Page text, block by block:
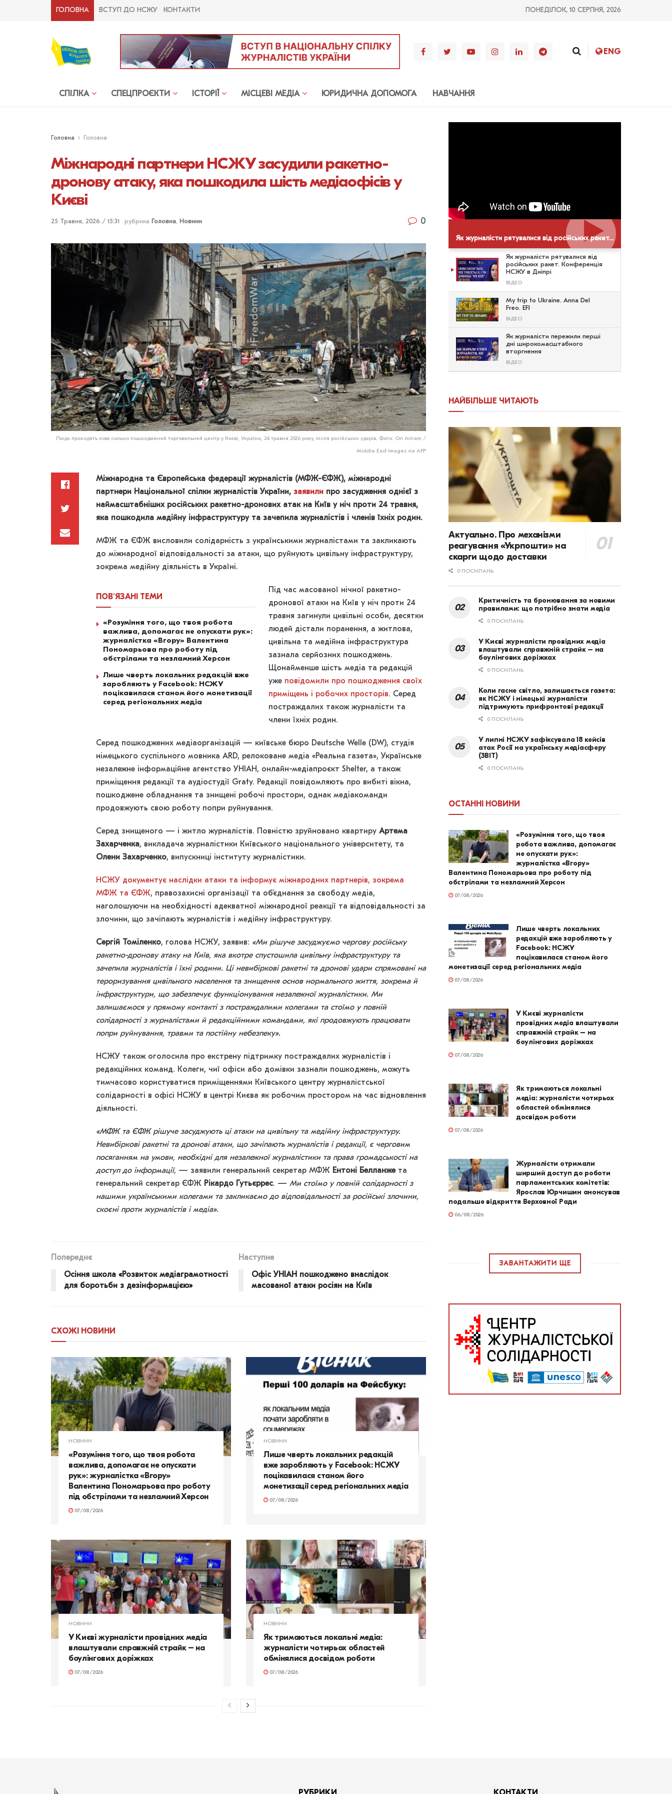
ГОЛОВНА ВСТУП ДО НСЖУ КОНТАКТИ ПОНЕДІЛОК, 10 СЕРПНЯ, 2026
ENG
СПІЛКА СПЕЦПРОЄКТИ ІСТОРІЇ МIСЦЕВI МЕДIА ЮРИДИЧНА ДОПОМОГА НАВЧАННЯ
Головна Головна
Міжнародні партнери НСЖУ засудили ракетно-
дронову атаку, яка пошкодила шість медіаофісів у
Києві
25 Травня, 2026 / 15:31 рубрика Головна, Новини 0
Люди проходять повз сильно пошкоджений торговельний центр у Києві, Україна, 24 травня 2026 року, після російських ударів. Фото: Ori Aviram /
Middle East Images via AFP
Міжнародна та Європейська федерації журналістів (МФЖ-ЄФЖ), міжнародні
партнери Національної спілки журналістів України, заявили про засудження однієї з
наймасштабніших російських ракетно-дронових атак на Київ у ніч проти 24 травня,
яка пошкодила медійну інфраструктуру та зачепила журналістів і членів їхніх родин.
МФЖ та ЄФЖ висловили солідарність з українськими журналістами та закликають
до міжнародної відповідальності за атаки, що руйнують цивільну інфраструктуру,
зокрема медійну діяльність в Україні.
ПОВ'ЯЗАНІ ТЕМИ
«Розуміння того, що твоя робота
важлива, допомагає не опускати рук»:
журналістка «Вгору» Валентина
Пономарьова про роботу під
обстрілами та незламний Херсон
Лише чверть локальних редакцій вже
заробляють у Facebook: НСЖУ
поцікавилася станом його монетизації
серед регіональних медіа
Під час масованої нічної ракетно-
дронової атаки на Київ у ніч проти 24
травня загинули цивільні особи, десятки
людей дістали поранення, а житлова,
цивільна та медійна інфраструктура
зазнала серйозних пошкоджень.
Щонайменше шість медіа та редакцій
уже повідомили про пошкодження своїх
приміщень і робочих просторів. Серед
постраждалих також журналісти та
члени їхніх родин.
Серед пошкоджених медіаорганізацій — київське бюро Deutsche Welle (DW), студія
німецького суспільного мовника ARD, релоковане медіа «Реальна газета», Українське
незалежне інформаційне агентство УНІАН, онлайн-медіапроєкт Shelter, а також
приміщення редакції та аудіостудії Graty. Редакції повідомляють про вибиті вікна,
пошкоджене обладнання та знищені робочі простори, однак медіакоманди
продовжують свою роботу попри руйнування.
Серед знищеного — і житло журналістів. Повністю зруйновано квартиру Артема
Захарченка, викладача журналістики Київського національного університету, та
Олени Захарченко, випускниці інституту журналістики.
НСЖУ документує наслідки атаки та інформує міжнародних партнерів, зокрема
МФЖ та ЄФЖ, правозахисні організації та об’єднання за свободу медіа,
наголошуючи на необхідності адекватної міжнародної реакції та відповідальності за
злочини, що зачіпають журналістів і медійну інфраструктуру.
Сергій Томіленко, голова НСЖУ, заявив: «Ми рішуче засуджуємо чергову російську
ракетно-дронову атаку на Київ, яка вкотре спустошила цивільну інфраструктуру та
зачепила журналістів і їхні родини. Ці невибіркові ракетні та дронові удари спрямовані на
тероризування цивільного населення та знищення основ нормального життя, зокрема й
інфраструктури, що забезпечує функціонування незалежної журналістики. Ми
залишаємося у прямому контакті з постраждалими колегами та стоїмо у повній
солідарності з журналістами й редакційними командами, які продовжують працювати
попри руйнування, травми та постійну небезпеку».
НСЖУ також оголосила про екстрену підтримку постраждалих журналістів і
редакційних команд. Колеги, чиї офіси або домівки зазнали пошкоджень, можуть
тимчасово користуватися приміщеннями Київського центру журналістської
солідарності в офісі НСЖУ в центрі Києва як робочим простором на час відновлення
діяльності.
«МФЖ та ЄФЖ рішуче засуджують ці атаки на цивільну та медійну інфраструктуру.
Невибіркові ракетні та дронові атаки, що зачіпають журналістів і редакції, є черговим
посяганням на умови, необхідні для незалежної журналістики та права громадськості на
доступ до інформації, — заявили генеральний секретар МФЖ Ентоні Белланжета
генеральний секретар ЄФЖ Рікардо Гутьєррес. — Ми стоїмо у повній солідарності з
нашими українськими колегами та закликаємо до відповідальності за російські злочини,
скоєні проти журналістів і медіа».
Попереднє
Осіння школа «Розвиток медіаграмотності
для боротьби з дезінформацією»
Наступне
Офіс УНІАН пошкоджено внаслідок
масованої атаки росіян на Київ
СХОЖІ НОВИНИ
НОВИНИ
«Розуміння того, що твоя робота
важлива, допомагає не опускати
рук»: журналістка «Вгору»
Валентина Пономарьова про роботу
під обстрілами та незламний Херсон
07/08/2026
НОВИНИ
Лише чверть локальних редакцій
вже заробляють у Facebook: НСЖУ
поцікавилася станом його
монетизації серед регіональних медіа
07/08/2026
НОВИНИ
У Києві журналісти провідних медіа
влаштували справжній страйк – на
боулінгових доріжках
07/08/2026
НОВИНИ
Як тримаються локальні медіа:
журналісти чотирьох областей
обмінялися досвідом роботи
07/08/2026
Як журналісти рятувалися від російських ракет. Конференція НСЖУ в Дніпрі
Як журналісти рятувалися від
російських ракет. Конференція
НСЖУ в Дніпрі
ВІДЕО
My trip to Ukraine. Anna Del
Freo. EFJ
ВІДЕО
Як журналісти пережили перші
дні широкомасштабного
вторгнення
ВІДЕО
НАЙБІЛЬШЕ ЧИТАЮТЬ
Актуально. Про механізми
реагування «Укрпошти» на
скарги щодо доставки
0 ПОСИЛАНЬ
Критичність та бронювання за новими
правилами: що потрібно знати медіа
0 ПОСИЛАНЬ
У Києві журналісти провідних медіа
влаштували справжній страйк – на
боулінгових доріжках
0 ПОСИЛАНЬ
Коли гасне світло, залишається газета:
як НСЖУ і німецькі журналісти
підтримують прифронтові редакції
0 ПОСИЛАНЬ
У липні НСЖУ зафіксувала 18 кейсів
атак Росії на українську медіасферу
(ЗВІТ)
0 ПОСИЛАНЬ
ОСТАННІ НОВИНИ
«Розуміння того, що твоя
робота важлива, допомагає
не опускати рук»:
журналістка «Вгору»
Валентина Пономарьова про роботу під
обстрілами та незламний Херсон
07/08/2026
Лише чверть локальних
редакцій вже заробляють у
Facebook: НСЖУ
поцікавилася станом його
монетизації серед регіональних медіа
07/08/2026
У Києві журналісти
провідних медіа влаштували
справжній страйк – на
боулінгових доріжках
07/08/2026
Як тримаються локальні
медіа: журналісти чотирьох
областей обмінялися
досвідом роботи
07/08/2026
Журналісти отримали
ширший доступ до роботи
парламентських комітетів:
Ярослав Юрчишин анонсував
подальше відкриття Верховної Ради
06/08/2026
ЗАВАНТАЖИТИ ЩЕ